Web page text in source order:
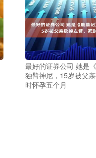
最好的证券公司 她是
独臂神尼，15岁被父
时怀孕五个月